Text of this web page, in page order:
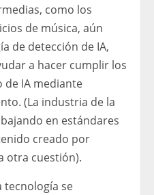
como los
de música, aún
de detección de IA,
a hacer cumplir los
IA mediante
(La industria de la
en estándares
creado por
otra cuestión).
tecnología se